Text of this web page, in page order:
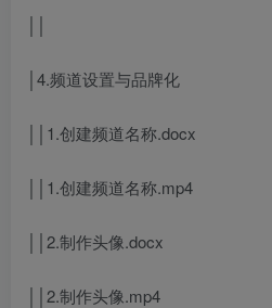
│4.频道设置与品牌化
││1.创建频道名称.docx
││1.创建频道名称.mp4
││2.制作头像.docx
││2.制作头像.mp4